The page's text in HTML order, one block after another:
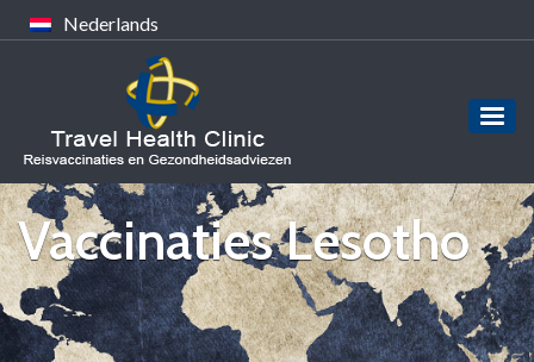
Nederlands
Vaccinaties Lesotho